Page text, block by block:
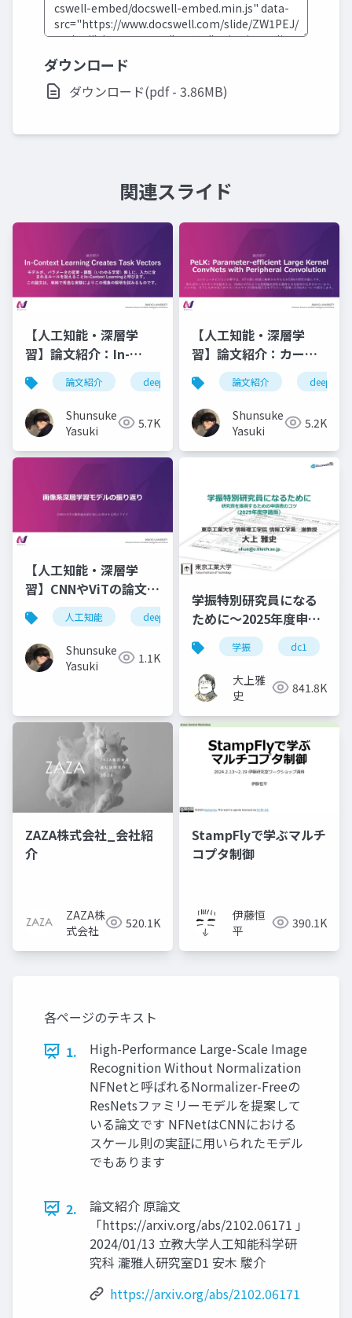
ダウンロード
ダウンロード(pdf - 3.86MB)
関連スライド
【人工知能・深層学
習】論文紹介：In-
Context Learning
Creates Task Vectors
論文紹介 deeplearning 人工知能 深層学
Shunsuke
Yasuki
5.7K
【人工知能・深層学
習】論文紹介：カーネ
ルサイズ100を超える
CNN - PeLK
論文紹介
Shunsuke
Yasuki
5.2K
【人工知能・深層学
習】CNNやViTの論文紹
介前にお見せするスラ
イド
人工知能 deeplearning 深層学習 cnn
Shunsuke
Yasuki
1.1K
学振特別研究員になる
ために～2025年度申請
版
学振 dc1
大上雅
史
841.8K
ZAZA株式会社_会社紹
介
ZAZA株
式会社
520.1K
StampFlyで学ぶマルチ
コプタ制御
伊藤恒
平
390.1K
各ページのテキスト
1.
High-Performance Large-Scale Image
Recognition Without Normalization
NFNetと呼ばれるNormalizer-Freeの
ResNetsファミリーモデルを提案して
いる論文です NFNetはCNNにおける
スケール則の実証に用いられたモデル
でもあります
2.
論文紹介 原論文
「https://arxiv.org/abs/2102.06171 」
2024/01/13 立教大学人工知能科学研
究科 瀧雅人研究室D1 安木 駿介
https://arxiv.org/abs/2102.06171